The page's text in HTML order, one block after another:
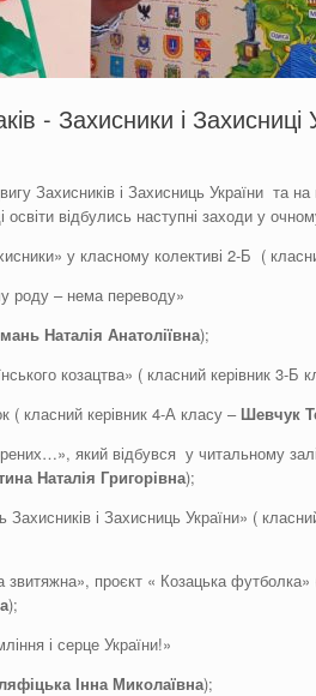
- Захисники і Захисниці
Захисників і Захисниць України та
освіти відбулись наступні заходи у
у класному колективі 2-Б (
роду – нема переводу»
Наталія Анатоліївна);
козацтва» ( класний керівник 3-Б
( класний керівник 4-А класу – Шевчук
який відбувся у читальному залі
Наталія Григорівна);
і Захисниць України» (
звитяжна», проєкт « Козацька
);
і серце України!»
Інна Миколаївна);